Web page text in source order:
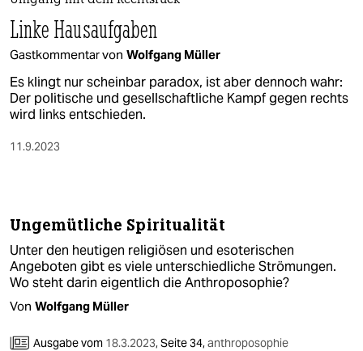
nord
wahrheit
verlag
verlag
fragen & hilfe
unterstützen
abo
genossenschaft
Linke Hausaufgaben
Gastkommentar von Wolfgang Müller
Es klingt nur scheinbar paradox, ist aber dennoch wahr:
Der politische und gesellschaftliche Kampf gegen rechts
wird links entschieden.
11.9.2023
Ungemütliche Spiritualität
Unter den heutigen religiösen und esoterischen
Angeboten gibt es viele unterschiedliche Strömungen.
Wo steht darin eigentlich die Anthroposophie?
Von Wolfgang Müller
Ausgabe vom 18.3.2023,Seite 34,anthroposophie